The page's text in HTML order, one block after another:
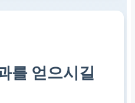
한 서류를 준비하여 재
를 요청하세요.
를 얻으시길